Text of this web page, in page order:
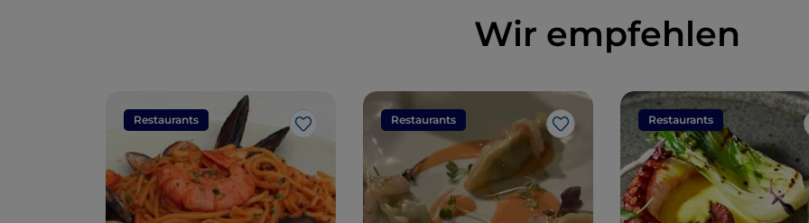
Wir empfehlen
Restaurants
Like
Restaurants
Like
Restaurants